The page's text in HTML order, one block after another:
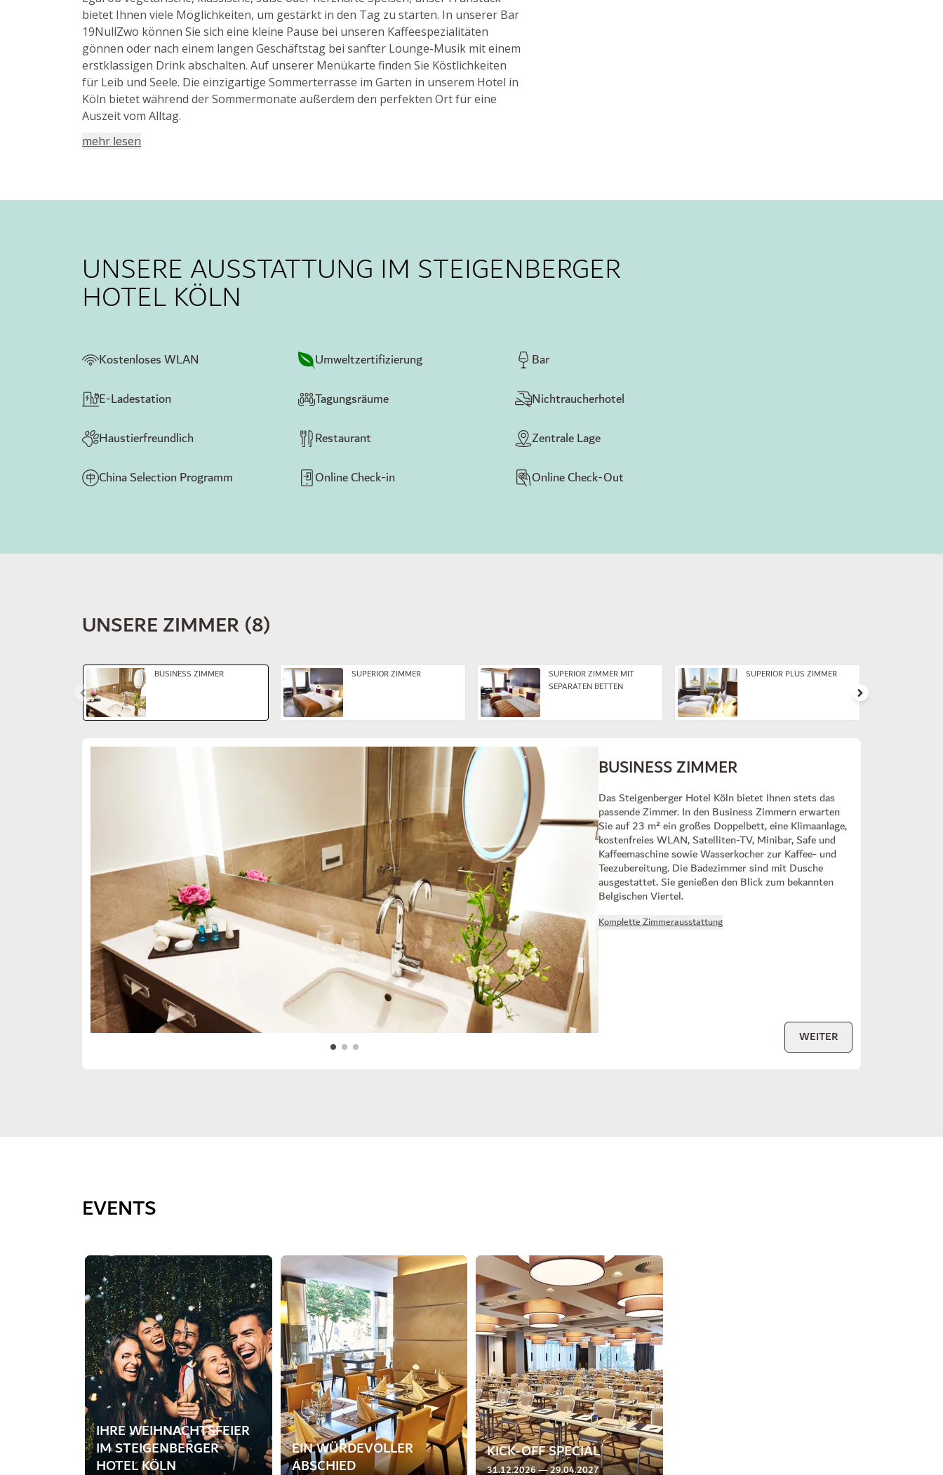
bietet Ihnen viele Möglichkeiten, um gestärkt in den Tag zu starten. In unserer Bar
19NullZwo können Sie sich eine kleine Pause bei unseren Kaffeespezialitäten
gönnen oder nach einem langen Geschäftstag bei sanfter Lounge-Musik mit einem
erstklassigen Drink abschalten. Auf unserer Menükarte finden Sie Köstlichkeiten
für Leib und Seele. Die einzigartige Sommerterrasse im Garten in unserem Hotel in
Köln bietet während der Sommermonate außerdem den perfekten Ort für eine
Auszeit vom Alltag.
mehr lesen
UNSERE AUSSTATTUNG IM STEIGENBERGER
HOTEL KÖLN
Kostenloses WLAN Umweltzertifizierung
Bar
E-Ladestation
Tagungsräume
Nichtraucherhotel
Haustierfreundlich
Restaurant
Zentrale Lage
China Selection Programm
Online Check-in Online Check-Out
UNSERE ZIMMER(8)
Dia 1 von 5 BUSINESS ZIMMER SUPERIOR ZIMMER
SUPERIOR ZIMMER MIT
SEPARATEN BETTEN
SUPERIOR PLUS ZIMMER
BUSINESS ZIMMER
Das Steigenberger Hotel Köln bietet Ihnen stets das
passende Zimmer. In den Business Zimmern erwarten
Sie auf 23 m² ein großes Doppelbett, eine Klimaanlage,
kostenfreies WLAN, Satelliten-TV, Minibar, Safe und
Kaffeemaschine sowie Wasserkocher zur Kaffee- und
Teezubereitung. Die Badezimmer sind mit Dusche
ausgestattet. Sie genießen den Blick zum bekannten
Belgischen Viertel.
Komplette Zimmerausstattung
WEITER
EVENTS
Dia 1 von 1
IHRE WEIHNACHTSFEIER
IM STEIGENBERGER
HOTEL KÖLN
EIN WÜRDEVOLLER
ABSCHIED
KICK-OFF SPECIAL
31.12.2026 — 29.04.2027